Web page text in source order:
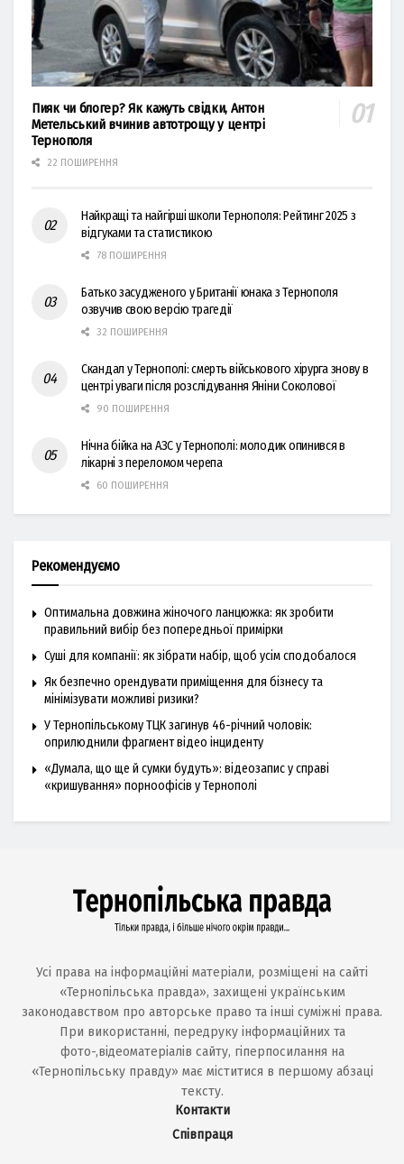
Пияк чи блогер? Як кажуть свідки, Антон
Метельський вчинив автотрощу у центрі
Тернополя
22 ПОШИРЕННЯ
Найкращі та найгірші школи Тернополя: Рейтинг 2025 з
відгуками та статистикою
78 ПОШИРЕННЯ
Батько засудженого у Британії юнака з Тернополя
озвучив свою версію трагедії
32 ПОШИРЕННЯ
Скандал у Тернополі: смерть військового хірурга знову в
центрі уваги після розслідування Яніни Соколової
90 ПОШИРЕННЯ
Нічна бійка на АЗС у Тернополі: молодик опинився в
лікарні з переломом черепа
60 ПОШИРЕННЯ
Рекомендуємо
Оптимальна довжина жіночого ланцюжка: як зробити
правильний вибір без попередньої примірки
Суші для компанії: як зібрати набір, щоб усім сподобалося
Як безпечно орендувати приміщення для бізнесу та
мінімізувати можливі ризики?
У Тернопільському ТЦК загинув 46-річний чоловік:
оприлюднили фрагмент відео інциденту
«Думала, що ще й сумки будуть»: відеозапис у справі
«кришування» порноофісів у Тернополі
Усі права на інформаційні матеріали, розміщені на сайті
«Тернопільська правда», захищені українським
законодавством про авторське право та інші суміжні права.
При використанні, передруку інформаційних та
фото-,відеоматеріалів сайту, гіперпосилання на
«Тернопільську правду» має міститися в першому абзаці
тексту.
Контакти
Співпраця